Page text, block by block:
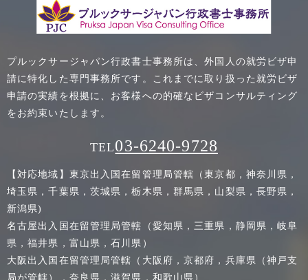
プルックサージャパン行政書士事務所は、外国人の就労ビザ申
請に特化した専門事務所です。これまでに取り扱った就労ビザ
申請の実績を根拠に、お客様への的確なビザコンサルティング
をお約束いたします。
TEL03-6240-9728
【対応地域】東京出入国在留管理局管轄（東京都，神奈川県，
埼玉県，千葉県，茨城県，栃木県，群馬県，山梨県，長野県，
新潟県)
名古屋出入国在留管理局管轄（愛知県，三重県，静岡県，岐阜
県，福井県，富山県，石川県）
大阪出入国在留管理局管轄（大阪府，京都府，兵庫県（神戸支
局が管轄），奈良県，滋賀県，和歌山県）